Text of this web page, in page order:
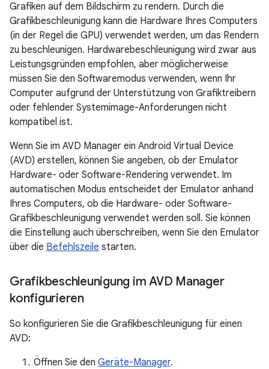
Grafiken auf dem Bildschirm zu rendern. Durch die
Grafikbeschleunigung kann die Hardware Ihres Computers
(in der Regel die GPU) verwendet werden, um das Rendern
zu beschleunigen. Hardwarebeschleunigung wird zwar aus
Leistungsgründen empfohlen, aber möglicherweise
müssen Sie den Softwaremodus verwenden, wenn Ihr
Computer aufgrund der Unterstützung von Grafiktreibern
oder fehlender Systemimage-Anforderungen nicht
kompatibel ist.
Wenn Sie im AVD Manager ein Android Virtual Device
(AVD) erstellen, können Sie angeben, ob der Emulator
Hardware- oder Software-Rendering verwendet. Im
automatischen Modus entscheidet der Emulator anhand
Ihres Computers, ob die Hardware- oder Software-
Grafikbeschleunigung verwendet werden soll. Sie können
die Einstellung auch überschreiben, wenn Sie den Emulator
über die Befehlszeile starten.
Grafikbeschleunigung im AVD Manager
konfigurieren
So konfigurieren Sie die Grafikbeschleunigung für einen
AVD:
Öffnen Sie den Geräte-Manager.